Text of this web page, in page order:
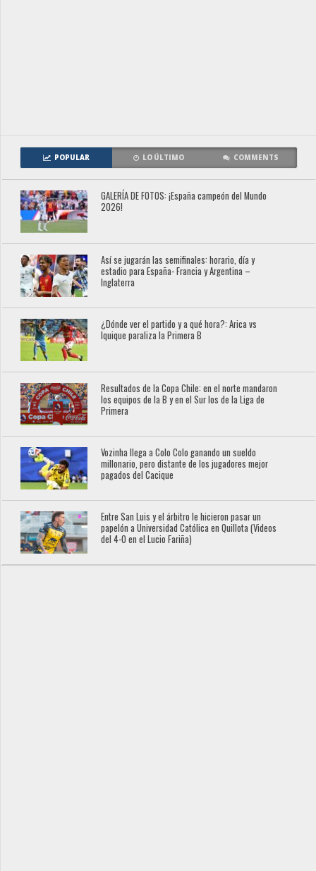
POPULAR LO ÚLTIMO COMMENTS
GALERÍA DE FOTOS: ¡España campeón del Mundo
2026!
Así se jugarán las semifinales: horario, día y
estadio para España- Francia y Argentina –
Inglaterra
¿Dónde ver el partido y a qué hora?: Arica vs
Iquique paraliza la Primera B
Resultados de la Copa Chile: en el norte mandaron
los equipos de la B y en el Sur los de la Liga de
Primera
Vozinha llega a Colo Colo ganando un sueldo
millonario, pero distante de los jugadores mejor
pagados del Cacique
Entre San Luis y el árbitro le hicieron pasar un
papelón a Universidad Católica en Quillota (Videos
del 4-0 en el Lucio Fariña)